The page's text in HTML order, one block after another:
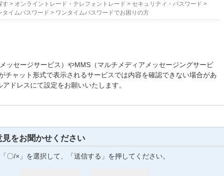
す > オンライントレード・テレフォントレード > セキュリティ・パスワード >
タイムパスワード > ワンタイムパスワードでお困りの方
ッセージサービス）やMMS（マルチメディアメッセージングサービ
チャット形式で表示されるサービスでは内容を確認できない場合があ
ドレスにて設定をお願いいたします。
をお聞かせください
「〇/×」を選択して、「送信する」を押してください。